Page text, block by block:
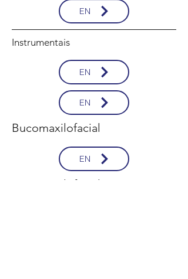
EN
Instrumentais
EN
EN
Bucomaxilofacial
EN
Bucomaxilofacial